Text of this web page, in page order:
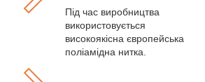
Під час виробництва
використовується
високоякісна європейська
поліамідна нитка.